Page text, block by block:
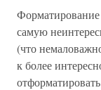
самую
(что
к более